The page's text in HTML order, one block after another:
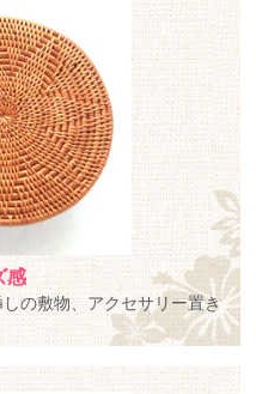
感
の敷物、アクセサリー置き